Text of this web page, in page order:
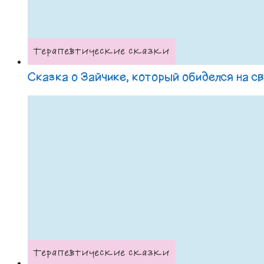
Терапевтические сказки
Сказка о Зайчике, который обиделся на
Терапевтические сказки